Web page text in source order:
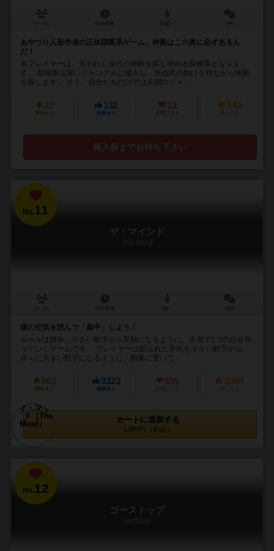
あやつり人形作者の正体隠匿系ゲーム。神殿はこの奥に必ずあるん
だ！
各プレイヤーは、失われし古代の神殿を探し求める探検隊となりま
す。 探検隊は深いジャングルに侵入し、先住民の助けを得ながら神殿
を探します。 そう、自分たちだけでは未開のジャ...
22
興味あり
132
経験あり
12
お気に入り
149
持ってる
再入荷までお待ち下さい
No.11
ザ・マインド
The Mind
場の空気を読んで「集中」しよう！
ルールは簡単。小さい数字から昇順になるように、全員で1つの山を作
っていくゲームです。 プレイヤーは配られた手札を小さい数字から
徐々に大きい数字になるように、順番に置いて...
562
興味あり
3323
経験あり
695
お気に入り
2008
持ってる
カートに追加する
1,980円（税込）
No.12
ゴーストップ
Go/Stop